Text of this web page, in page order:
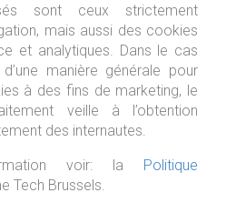
sont ceux strictement
mais aussi des cookies
et analytiques. Dans le cas
manière générale pour
à des fins de marketing, le
veille à l’obtention
des internautes.
voir: la Politique
Tech Brussels.